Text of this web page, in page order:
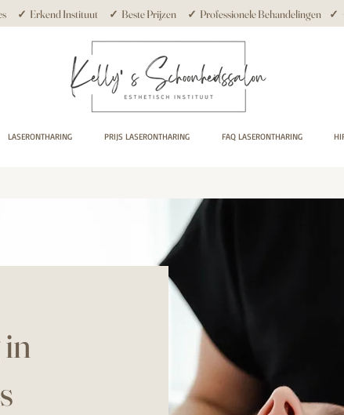
✓ Erkend Instituut ✓ Beste Prijzen ✓ Professionele Behandelingen ✓
LASERONTHARING PRIJS LASERONTHARING FAQ LASERONTHARING